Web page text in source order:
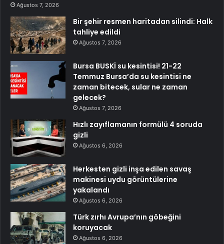
Ağustos 7, 2026
Bir şehir resmen haritadan silindi: Halk
tahliye edildi
Ağustos 7, 2026
Bursa BUSKİ su kesintisi! 21-22
Temmuz Bursa’da su kesintisi ne
zaman bitecek, sular ne zaman
gelecek?
Ağustos 7, 2026
Hızlı zayıflamanın formülü 4 soruda
gizli
Ağustos 6, 2026
Herkesten gizli inşa edilen savaş
makinesi uydu görüntülerine
yakalandı
Ağustos 6, 2026
Türk zırhı Avrupa’nın göbeğini
koruyacak
Ağustos 6, 2026